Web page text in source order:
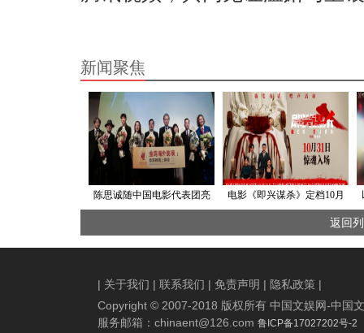
新闻聚焦
陈思诚随中国电影代表团亮
国电影工业化成果
电影《即兴谋杀》定档10月
31日 “古堡惊魂”版定档预告
及定档海报尽显惊悚氛围
返回
| 关于我们 | 联系我们 | 免责声明 | 隐私政策 |
Copyright © 2007-2018 版权所有 中国文娱网-中国
服务邮箱： chinaent@126.com 鲁ICP备17027202号-2